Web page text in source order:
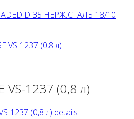
D 35 НЕРЖ.СТАЛЬ 18/10
VS-1237 (0,8 л)
1237 (0,8 л) details